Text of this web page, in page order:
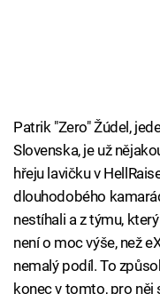
Patrik "Zero" Žúdel,
Slovenska, je už
hřeju lavičku v
dlouhodobého
nestíhali a z týmu,
není o moc výše, než
nemalý podíl. To
konec v tomto, pro něj